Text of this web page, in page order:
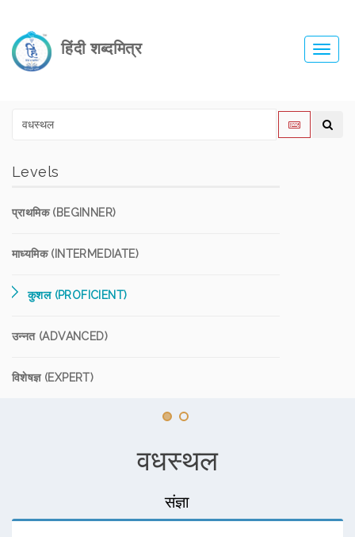
हिंदी शब्दमित्र
Levels
प्राथमिक (BEGINNER)
माध्यमिक (INTERMEDIATE)
कुशल (PROFICIENT)
उन्नत (ADVANCED)
विशेषज्ञ (EXPERT)
वधस्थल
संज्ञा